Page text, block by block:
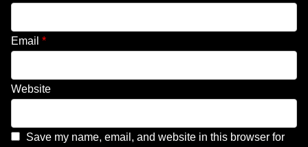
Email *
Website
Save my name, email, and website in this browser for